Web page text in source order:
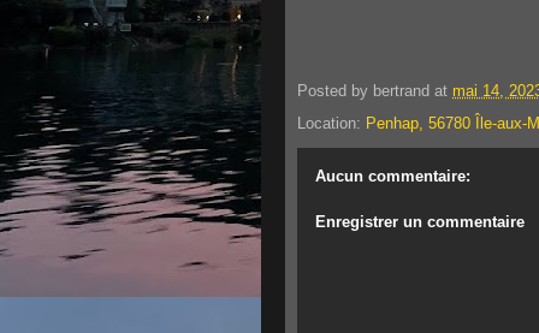
Posted by bertrand at mai 14,
Location: Penhap, 56780 Île-aux-
Aucun commentaire:
Enregistrer un commentaire